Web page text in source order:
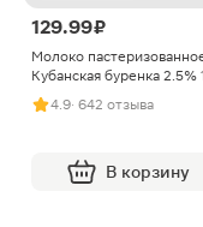
129.99 ₽
Молоко
Кубанская буренка 2.5%
4.9· 642 отзыва
В корзину